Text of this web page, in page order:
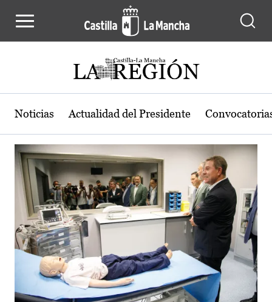
Actualidad de la región de Castilla-
Noticias Actualidad del Presidente